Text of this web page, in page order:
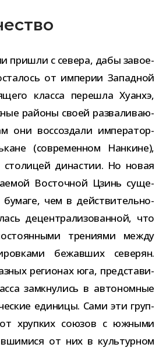
при­шли с севера, дабы заво­е­
от импе­рии Западной
класса пере­шла Хуанхэ,
рай­оны своей раз­ва­ли­ва­ю­
они вос­со­здали импе­ра­тор­
(совре­мен­ном Нанкине),
дина­стии. Но новая
Восточной Цзинь суще­
бумаге, чем в дей­стви­тель­но­
децен­тра­ли­зо­ван­ной, что
тре­ни­ями между
бежав­ших севе­рян.
реги­о­нах юга, пред­ста­ви­
замкну­лись в авто­ном­ные
еди­ницы. Сами эти груп­
хруп­ких сою­зов с южными
от них в куль­тур­ном